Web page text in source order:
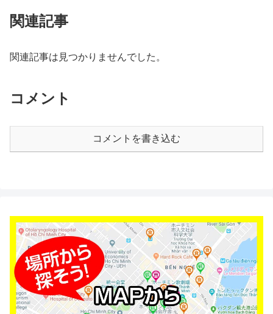
関連記事
関連記事は見つかりませんでした。
コメント
コメントを書き込む